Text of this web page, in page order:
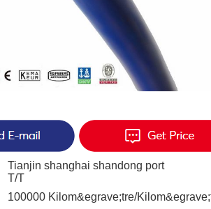
Tianjin shanghai shandong port
T/T
100000 Kilom&egrave;tre/